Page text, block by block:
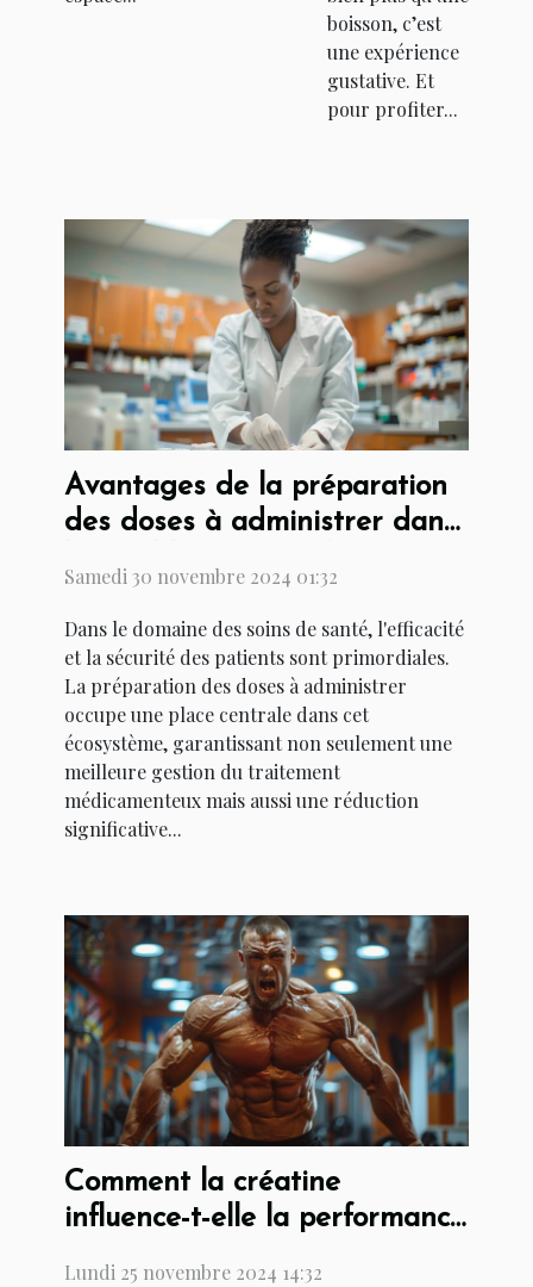
boisson, c’est
une expérience
gustative. Et
pour profiter...
Avantages de la préparation
des doses à administrer dans
Samedi 30 novembre 2024 01:32
Dans le domaine des soins de santé, l'efficacité
et la sécurité des patients sont primordiales.
La préparation des doses à administrer
occupe une place centrale dans cet
écosystème, garantissant non seulement une
meilleure gestion du traitement
médicamenteux mais aussi une réduction
significative...
Comment la créatine
influence-t-elle la performance
Lundi 25 novembre 2024 14:32